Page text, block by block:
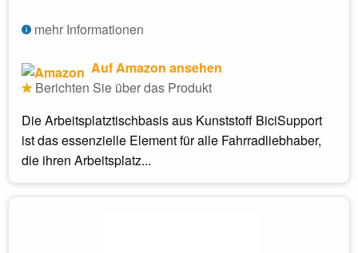
mehr Informationen
Auf Amazon ansehen
Berichten Sie über das Produkt
Die Arbeitsplatztischbasis aus Kunststoff BiciSupport
ist das essenzielle Element für alle Fahrradliebhaber,
die ihren Arbeitsplatz...